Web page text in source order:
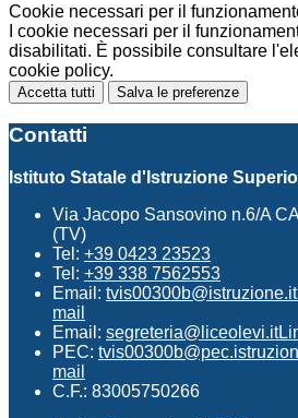
Cookie necessari per il
I cookie necessari per il
disabilitati. È possibile consultare
cookie policy.
Accetta tutti Salva le preferenze
Contatti
Istituto Statale d'Istruzione
Via Jacopo Sansovino n.6/A
(TV)
Tel: +39 0423 23523
Tel: +39 338 7562553
Email: tvis00300b@istruzione.it
mail
Email: segreteria@liceolevi.it
PEC:
mail
C.F.: 83005750266